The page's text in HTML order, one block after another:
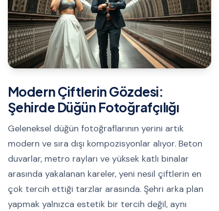
Modern Çiftlerin Gözdesi:
Şehirde Düğün Fotoğrafçılığı
Geleneksel düğün fotoğraflarının yerini artık
modern ve sıra dışı kompozisyonlar alıyor. Beton
duvarlar, metro rayları ve yüksek katlı binalar
arasında yakalanan kareler, yeni nesil çiftlerin en
çok tercih ettiği tarzlar arasında. Şehri arka plan
yapmak yalnızca estetik bir tercih değil, aynı